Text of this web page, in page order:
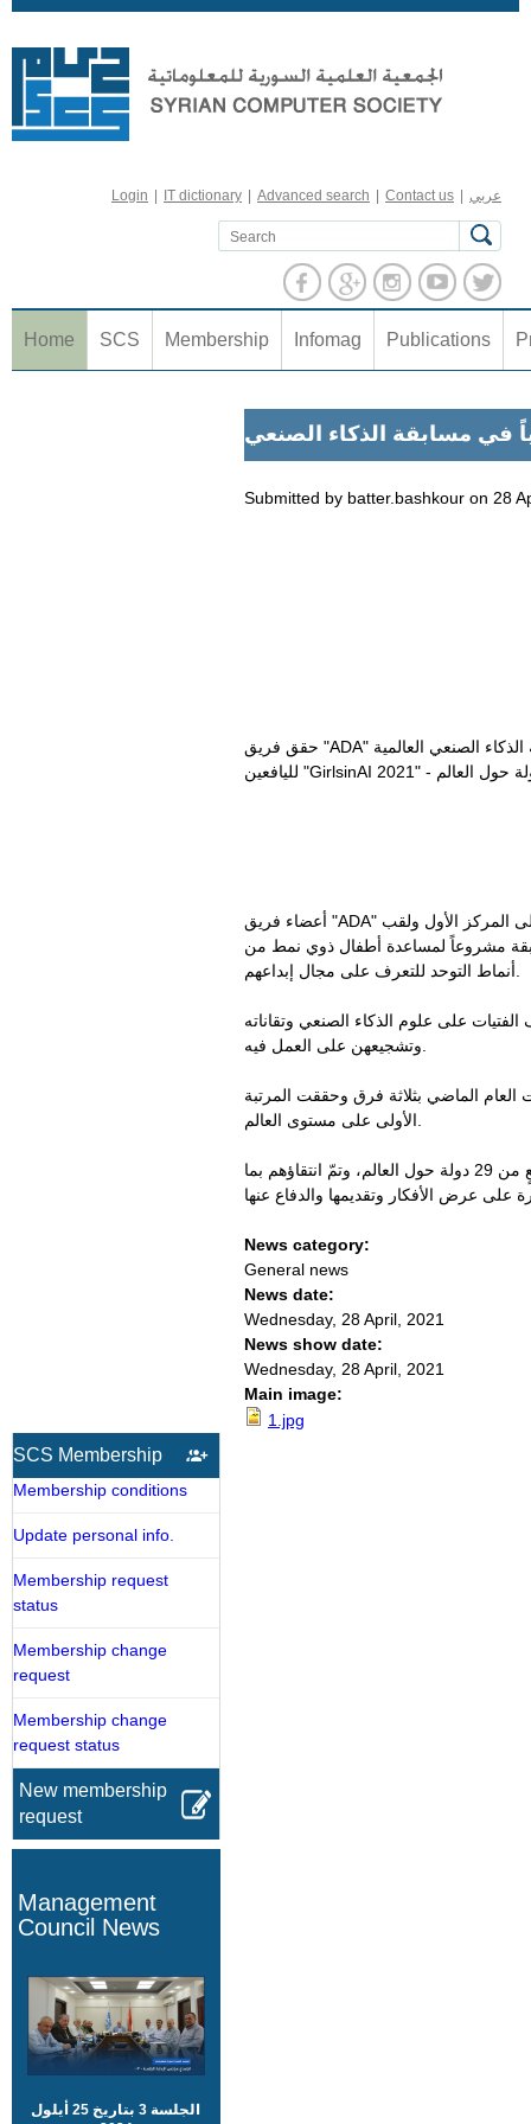
Jump to navigation
Login IT dictionary Advanced search Contact us عربي
Home SCS Membership Infomag Publications
في مسابقة الذكاء الصنعي
Submitted by batter.bashkour on 28
حقق فريق "ADA" من نادي الذكاء الصنعي في الجمعية العلمية السورية للمعلوماتية فرع اللاذقية المرتبة الأولى في مسابقة الذكاء الصنعي العالمية
أعضاء فريق "ADA" الحائز على المركز الأول ولقب "AI ethics Award" هم: علي سعود، ميس مقوص، زينب يوسف من الصف الأول الثانوي، وهزار
مشروعاً لمساعدة أطفال ذوي نمط من
من الإناث بهدف تعريف الفتيات على علوم الذكاء الصنعي وتقاناته
العام الماضي بثلاثة فرق وحققت المرتبة
وتميزت المسابقة هذا العام بعدد البلدان المشاركة وعدد اليافعين المشاركين حيث تجاوز عددهم 3000 يافعٍ من 29 دولة حول العالم، وتمّ انتقاؤهم بما
News category:
General news
News date:
Wednesday, 28 April, 2021
News show date:
Wednesday, 28 April, 2021
Main image:
1.jpg
SCS Membership
Membership conditions
Update personal info.
Membership request
status
Membership change
request
Membership change
request status
New membership
request
Management
Council News
الجلسة 3 بتاريخ 25 أيلول